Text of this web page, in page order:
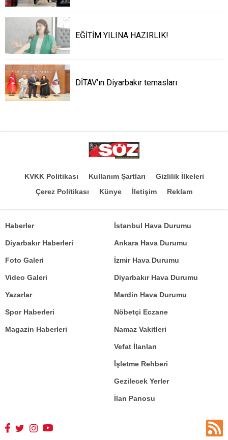
EĞİTİM YILINA HAZIRLIK!
DİTAV'ın Diyarbakır temasları
KVKK Politikası Kullanım Şartları
Gizlilik İlkeleri
Çerez Politikası
Künye İletişim Reklam
Haberler
Diyarbakır Haberleri
Foto Galeri
Video Galeri
Yazarlar
İstanbul Hava Durumu
Ankara Hava Durumu
İzmir Hava Durumu
Diyarbakır Hava Durumu
Mardin Hava Durumu
Spor Haberleri
Magazin Haberleri
Nöbetçi Eczane
Namaz Vakitleri
Vefat İlanları
İşletme Rehberi
Gezilecek Yerler
İlan Panosu